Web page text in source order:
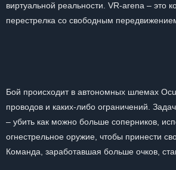
виртуальной реальности. VR-arena – это
перестрелка со свободным
Бой происходит в автономных шлемах
проводов и каких-либо ограничений.
– убить как можно больше соперников,
огнестрельное оружие, чтобы принести
Команда, заработавшая больше очков,